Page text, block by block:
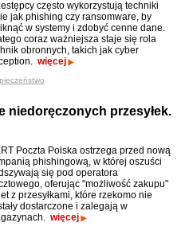
często wykorzystują techniki
jak phishing czy ransomware, by
w systemy i zdobyć cenne dane.
coraz ważniejsza staje się rola
obronnych, takich jak cyber
więcej
niedoręczonych przesyłek.
Poczta Polska ostrzega przed nową
phishingową, w której oszuści
się pod operatora
oferując "możliwość zakupu"
z przesyłkami, które rzekomo nie
dostarczone i zalegają w
więcej